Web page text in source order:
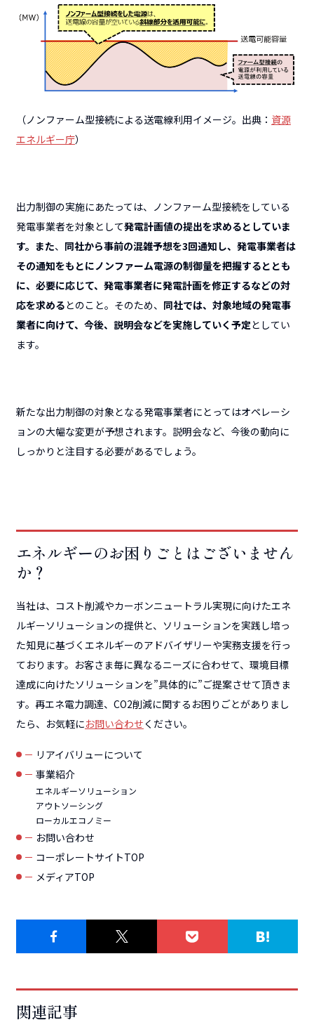
（ノンファーム型接続による送電線利用イメージ。出典： 資源
エネルギー庁）
出力制御の実施にあたっては、ノンファーム型接続をしている
発電事業者を対象として発電計画値の提出を求めるとしていま
す。また、 同社から事前の混雑予想を3回通知し、発電事業者は
その通知をもとにノンファーム電源の制御量を把握するととも
に、必要に応じて、発電事業者に発電計画を修正するなどの対
応を求めるとのこと。 そのため、 同社では、対象地域の発電事
業者に向けて、今後、説明会などを実施していく予定としてい
ます。
新たな出力制御の対象となる発電事業者にとってはオペレーシ
ョンの大幅な変更が予想されます。説明会など、今後の動向に
しっかりと注目する必要があるでしょう。
エネルギーのお困りごとはございません
か？
当社は、コスト削減やカーボンニュートラル実現に向けたエネ
ルギーソリューションの提供と、ソリューションを実践し培っ
た知見に基づくエネルギーのアドバイザリーや実務支援を行っ
ております。お客さま毎に異なるニーズに合わせて、環境目標
達成に向けたソリューションを”具体的に”ご提案させて頂きま
す。再エネ電力調達、CO2削減に関するお困りごとがありまし
たら、お気軽にお問い合わせ ください。
リアイバリューについて
事業紹介
エネルギーソリューション
アウトソーシング
ローカルエコノミー
お問い合わせ
コーポレートサイトTOP
メディアTOP
関連記事